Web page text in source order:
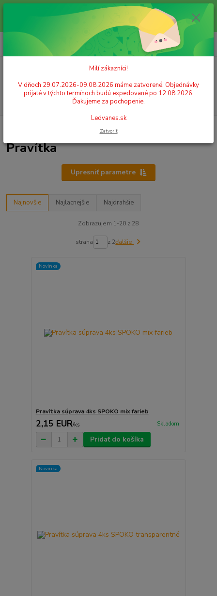
Milí zákazníci! V dňoch 29.07.2026-09.08.2026 máme zatvorené.
Objednávky prijaté v týchto termínoch budú expedované po 12.08.2026.
Ďakujeme za pochopenie. Ledvanes.sk
+421 908 755 958
Po. - Pia. od 9:00 hod. - 16:00 hod.
za0,00 EUR
Pravítka
Upresniť parametre
Najnovšie Najlacnejšie Najdrahšie
Zobrazujem 1-20 z 28
strana z 2ďalšie
Novinka
Pravítka súprava 4ks SPOKO mix farieb
2,15 EUR/ks Skladom
Pridať do košíka
Novinka
Milí zákazníci!
V dňoch 29.07.2026-09.08.2026 máme zatvorené. Objednávky
prijaté v týchto termínoch budú expedované po 12.08.2026.
Ďakujeme za pochopenie.
Ledvanes.sk
Zatvoriť